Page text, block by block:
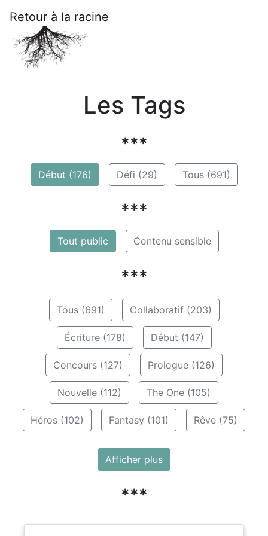
Retour à la racine
Les Tags
***
Début (176) Défi (29) Tous (691)
***
Tout public Contenu sensible
***
Tous (691) Collaboratif (203)
Écriture (178) Début (147)
Concours (127) Prologue (126)
Nouvelle (112) The One (105)
Héros (102) Fantasy (101) Rêve (75)
Afficher plus
***